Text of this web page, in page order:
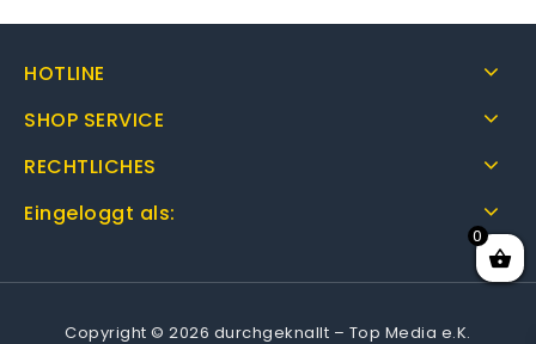
HOTLINE
SHOP SERVICE
RECHTLICHES
Eingeloggt als:
Copyright © 2026 durchgeknallt – Top Media e.K.
0